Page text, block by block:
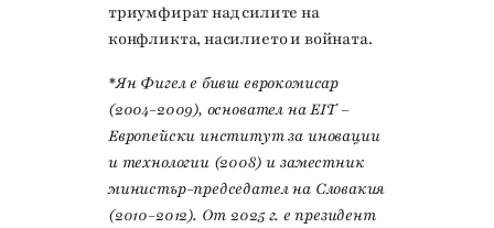
триумфират над силите на
конфликта, насилието и войната.
*Ян Фигел е бивш еврокомисар
(2004-2009), основател на EIT –
Европейски институт за иновации
и технологии (2008) и заместник
министър-председател на Словакия
(2010-2012). От 2025 г. е президент